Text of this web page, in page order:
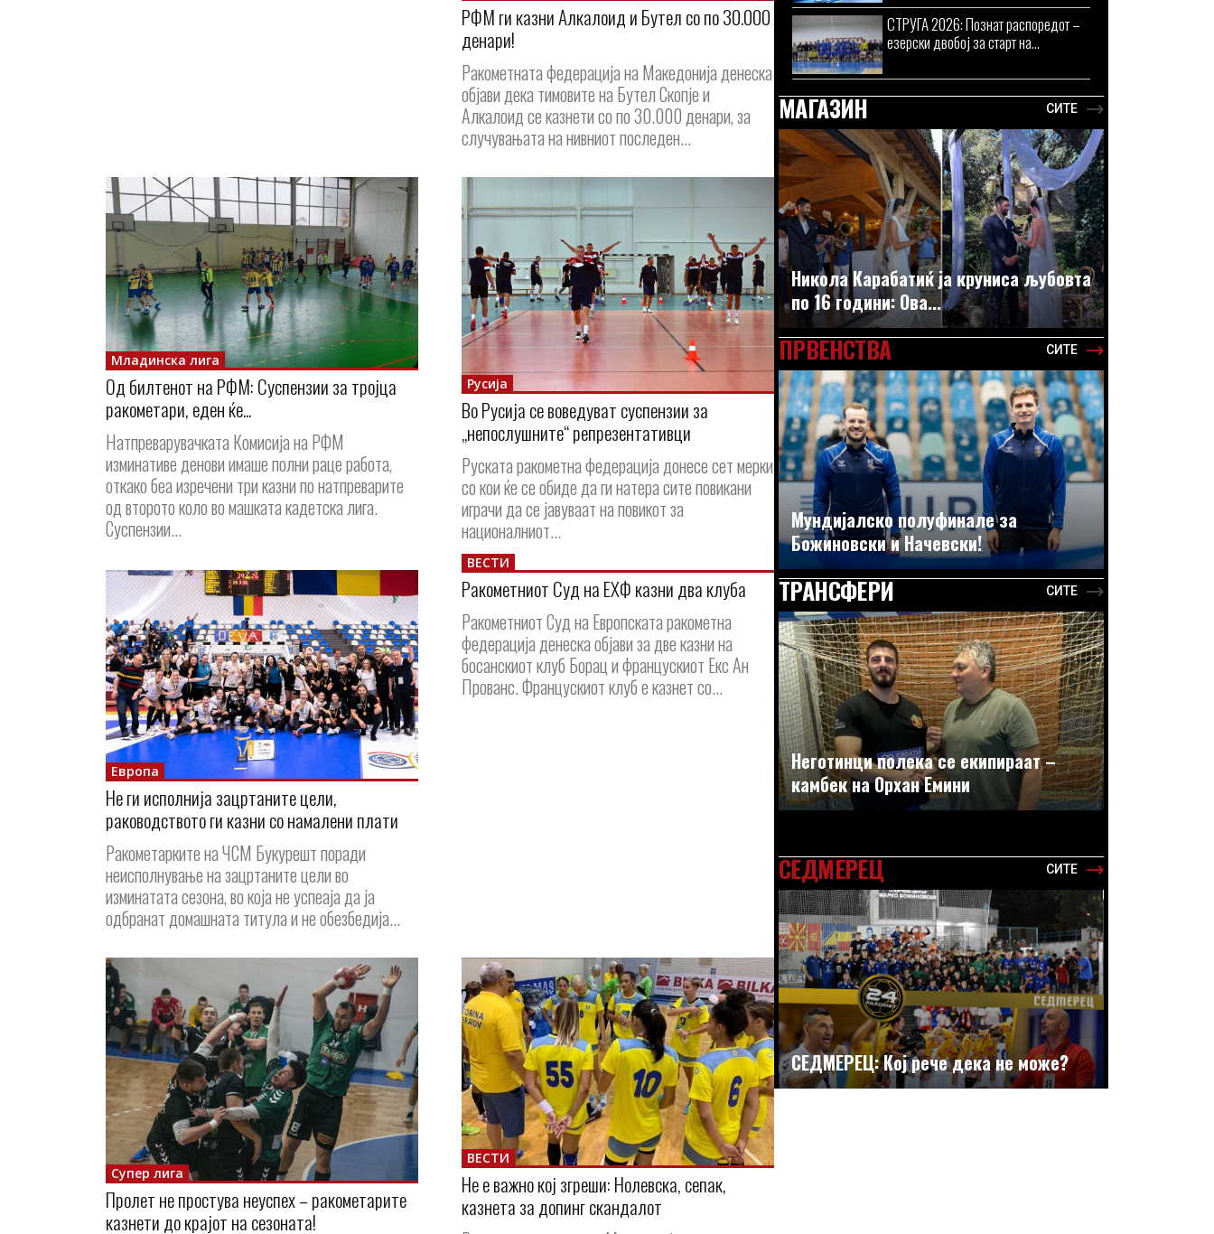
РФМ ги казни Алкалоид и Бутел со по 30.000
денари!
Ракометната федерација на Македонија денеска
објави дека тимовите на Бутел Скопје и
Алкалоид се казнети со по 30.000 денари, за
случувањата на нивниот последен...
Младинска лига
Од билтенот на РФМ: Суспензии за тројца
ракометари, еден ќе...
Натпреварувачката Комисија на РФМ
изминативе денови имаше полни раце работа,
откако беа изречени три казни по натпреварите
од второто коло во машката кадетска лига.
Суспензии...
Русија
Во Русија се воведуват суспензии за
„непослушните“ репрезентативци
Руската ракометна федерација донесе сет мерки
со кои ќе се обиде да ги натера сите повикани
играчи да се јавуваат на повикот за
националниот...
Европа
Не ги исполнија зацртаните цели,
раководството ги казни со намалени плати
Ракометарките на ЧСМ Букурешт поради
неисполнување на зацртаните цели во
изминатата сезона, во која не успеаја да ја
одбранат домашната титула и не обезбедија...
ВЕСТИ
Ракометниот Суд на ЕХФ казни два клуба
Ракометниот Суд на Европската ракометна
федерација денеска објави за две казни на
босанскиот клуб Борац и францускиот Екс Ан
Прованс. Францускиот клуб е казнет со...
Супер лига
Пролет не простува неуспех – ракометарите
казнети до крајот на сезоната!
ВЕСТИ
Не е важно кој згреши: Нолевска, сепак,
казнета за допинг скандалот
СТРУГА 2026: Познат распоредот –
езерски двобој за старт на...
МАГАЗИН СИТЕ
Никола Карабатиќ ја круниса љубовта
по 16 години: Ова...
ПРВЕНСТВА СИТЕ
Мундијалско полуфинале за
Божиновски и Начевски!
ТРАНСФЕРИ СИТЕ
Неготинци полека се екипираат –
камбек на Орхан Емини
СЕДМЕРЕЦ СИТЕ
СЕДМЕРЕЦ: Кој рече дека не може?